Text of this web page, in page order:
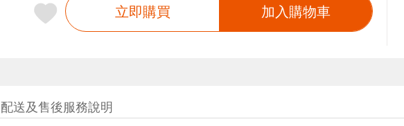
立即購買 加入購物車
配送及售後服務說明